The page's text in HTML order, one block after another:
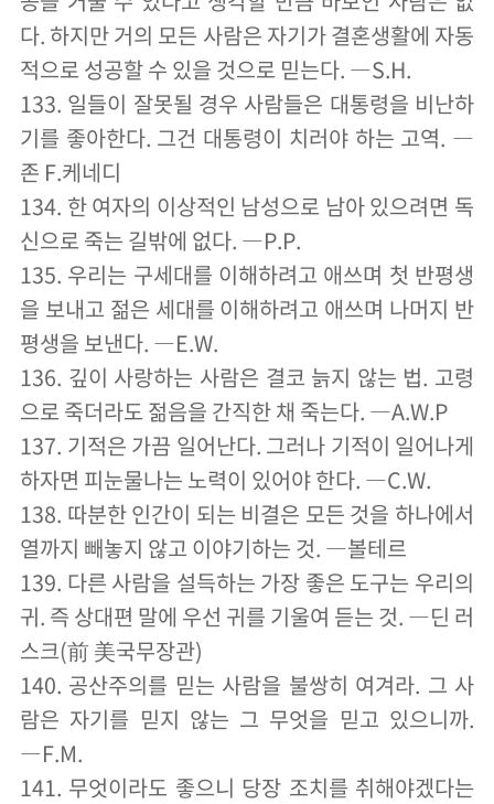
다. 하지만 거의 모든 사람은 자기가 결혼생활에 자동
적으로 성공할 수 있을 것으로 믿는다. ―S.H.
133. 일들이 잘못될 경우 사람들은 대통령을 비난하
기를 좋아한다. 그건 대통령이 치러야 하는 고역. ―
존 F.케네디
134. 한 여자의 이상적인 남성으로 남아 있으려면 독
신으로 죽는 길밖에 없다. ―P.P.
135. 우리는 구세대를 이해하려고 애쓰며 첫 반평생
을 보내고 젊은 세대를 이해하려고 애쓰며 나머지 반
평생을 보낸다. ―E.W.
136. 깊이 사랑하는 사람은 결코 늙지 않는 법. 고령
으로 죽더라도 젊음을 간직한 채 죽는다. ―A.W.P
137. 기적은 가끔 일어난다. 그러나 기적이 일어나게
하자면 피눈물나는 노력이 있어야 한다. ―C.W.
138. 따분한 인간이 되는 비결은 모든 것을 하나에서
열까지 빼놓지 않고 이야기하는 것. ―볼테르
139. 다른 사람을 설득하는 가장 좋은 도구는 우리의
귀. 즉 상대편 말에 우선 귀를 기울여 듣는 것. ―딘 러
스크(前 美국무장관)
140. 공산주의를 믿는 사람을 불쌍히 여겨라. 그 사
람은 자기를 믿지 않는 그 무엇을 믿고 있으니까.
―F.M.
141. 무엇이라도 좋으니 당장 조치를 취해야겠다는